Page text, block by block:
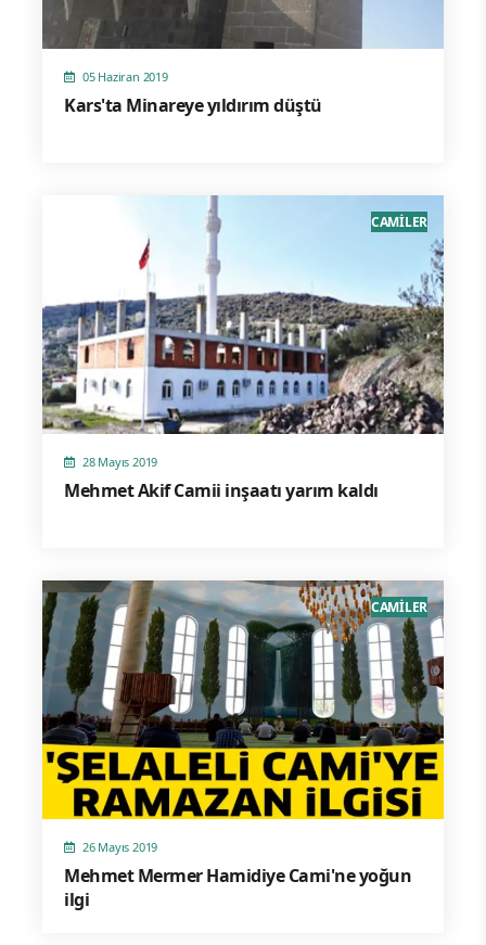
05 Haziran 2019
Kars'ta Minareye yıldırım düştü
28 Mayıs 2019
Mehmet Akif Camii inşaatı yarım kaldı
CAMİLER
26 Mayıs 2019
Mehmet Mermer Hamidiye Cami'ne yoğun
ilgi
CAMİLER